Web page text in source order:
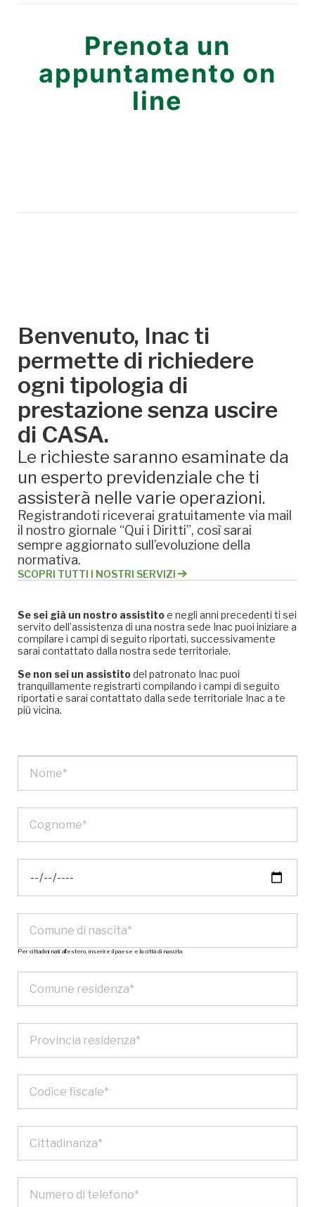
Prenota un
appuntamento on
line
Benvenuto, Inac ti
permette di richiedere
ogni tipologia di
prestazione senza uscire
di CASA.
Le richieste saranno esaminate da
un esperto previdenziale che ti
assisterà nelle varie operazioni.
Registrandoti riceverai gratuitamente via mail
il nostro giornale “Qui i Diritti”, così sarai
sempre aggiornato sull’evoluzione della
normativa.
SCOPRI TUTTI I NOSTRI SERVIZI
Se sei già un nostro assistitoe negli anni precedenti ti sei
servito dell’assistenza di una nostra sede Inac puoi iniziare a
compilare i campi di seguito riportati, successivamente
sarai contattato dalla nostra sede territoriale.
Se non sei un assistitodel patronato Inac puoi
tranquillamente registrarti compilando i campi di seguito
riportati e sarai contattato dalla sede territoriale Inac a te
più vicina.
Per cittadini nati all’estero, inserire il paese e la città di nascita